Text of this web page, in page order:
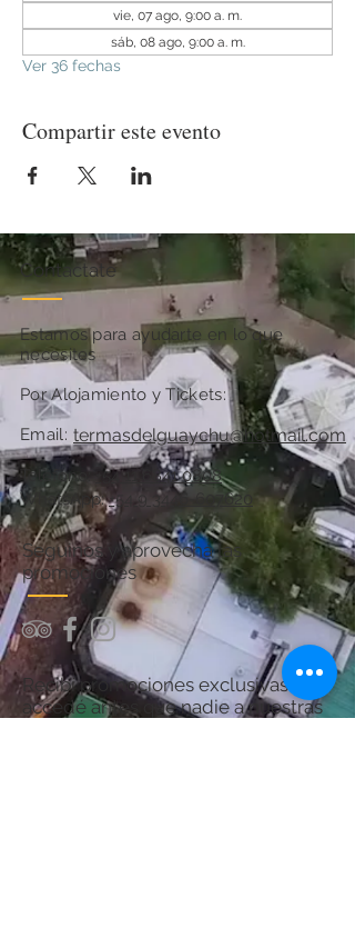
vie, 07 ago, 9:00 a. m.
sáb, 08 ago, 9:00 a. m.
Ver 36 fechas
Compartir este evento
Contactate
Estamos para ayudarte en lo que
necesites
Por Alojamiento y Tickets:
Email:
Teléfono:
+54 11 6841 0808
WhatsApp:+54 9 3446-607620
termasdelguaychu@hotmail.com
Seguinos y aprovechá las
promociones
Recibí promociones exclusivas y
accedé antes que nadie a nuestras